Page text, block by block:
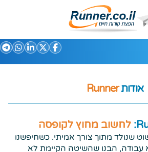
אודותRunner
לחשוב מחוץ לקופסה
שנולד מתוך צורך אמיתי. כשחיפשנו
עבודה, הבנו שהשיטה הקיימת לא